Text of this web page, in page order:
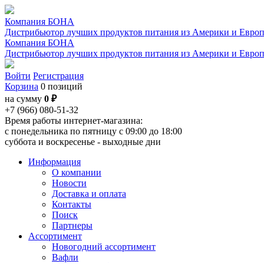
Компания БОНА
Дистрибьютор лучших продуктов питания из Америки и
Компания БОНА
Дистрибьютор лучших продуктов питания из Америки и
Войти Регистрация
Корзина 0 позиций
на сумму 0 ₽
+7 (966) 080-51-32
Время работы интернет-магазина:
с понедельника по пятницу с 09:00 до 18:00
суббота и воскресенье - выходные дни
Информация
О компании
Новости
Доставка и оплата
Контакты
Поиск
Партнеры
Ассортимент
Новогодний ассортимент
Вафли